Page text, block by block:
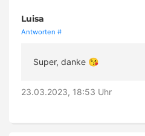
Luisa
Antworten #
Super, danke 😘
23.03.2023, 18:53 Uhr